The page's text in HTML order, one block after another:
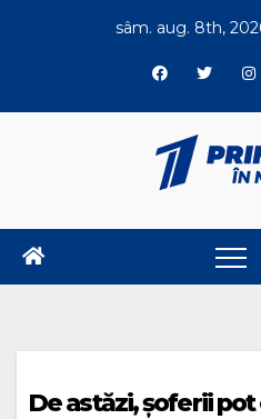
sâm. aug. 8th,
De astăzi, șoferii